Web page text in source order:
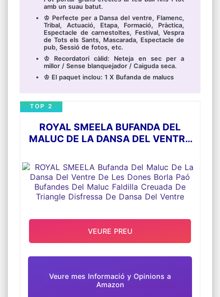
amb un suau batut.
♔ Perfecte per a Dansa del ventre, Flamenc,
Tribal, Actuació, Etapa, Formació, Pràctica,
Espectacle de carnestoltes, Festival, Vespra
de Tots els Sants, Mascarada, Espectacle de
pub, Sessió de fotos, etc.
♔ Recordatori càlid: Neteja en sec per a
millor / Sense blanquejador / Caiguda seca.
♔ El paquet inclou: 1 X Bufanda de malucs
ROYAL SMEELA BUFANDA DEL
MALUC DE LA DANSA DEL VENTRE
BUFANDES DEL MALUC FALDILLA
CREUADA DE TRIANGLE DISFRESSA
DE DANSA DEL VENTRE
TOP 2
Veure mes Informació y Opinions a
Amazon
VEURE PREU